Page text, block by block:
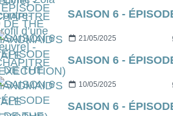
21/05/2025
10/05/2025